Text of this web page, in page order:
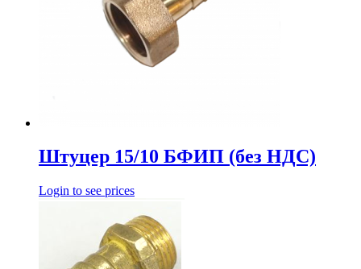
Штуцер 15/10 БФИП (без НДС)
Login to see prices